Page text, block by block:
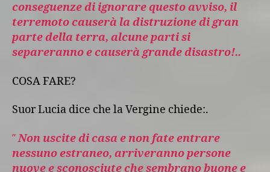
conseguenze di ignorare questo avviso, il
terremoto causerà la distruzione di gran
parte della terra, alcune parti si
separeranno e causerà grande disastro!..
COSA FARE?
Suor Lucia dice che la Vergine chiede:.
′′Non uscite di casa e non fate entrare
nessuno estraneo, arriveranno persone
nuove e sconosciute che sembrano buone e